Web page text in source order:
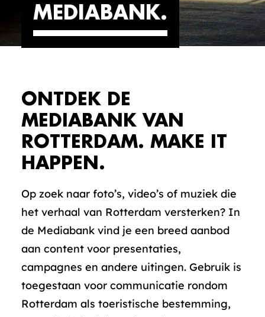
MEDIABANK
ONTDEK DE
MEDIABANK VAN
ROTTERDAM. MAKE IT
HAPPEN.
Op zoek naar foto’s, video’s of muziek die
het verhaal van Rotterdam versterken? In
de Mediabank vind je een breed aanbod
aan content voor presentaties,
campagnes en andere uitingen. Gebruik is
toegestaan voor communicatie rondom
Rotterdam als toeristische bestemming,